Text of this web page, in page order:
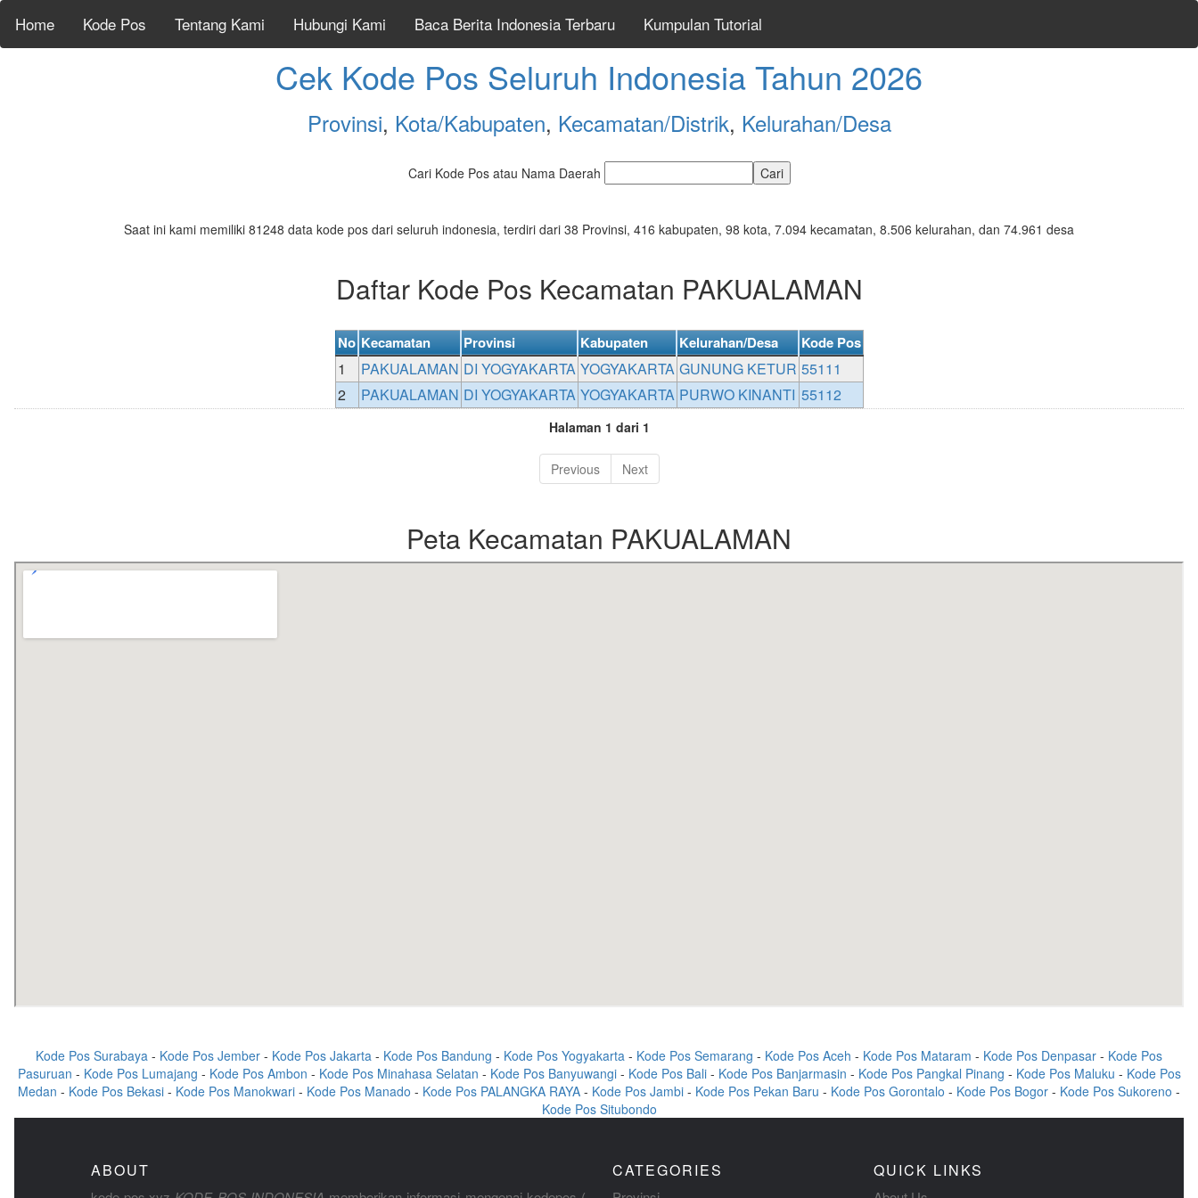
Home Kode Pos Tentang Kami Hubungi Kami Baca Berita Indonesia Terbaru Kumpulan Tutorial
Cek Kode Pos Seluruh Indonesia Tahun 2026
Provinsi, Kota/Kabupaten, Kecamatan/Distrik, Kelurahan/Desa
Cari Kode Pos atau Nama Daerah
Saat ini kami memiliki 81248 data kode pos dari seluruh indonesia, terdiri dari 38 Provinsi, 416 kabupaten, 98 kota, 7.094 kecamatan, 8.506 kelurahan, dan 74.961 desa
Daftar Kode Pos Kecamatan PAKUALAMAN
No Kecamatan Provinsi Kabupaten Kelurahan/Desa Kode Pos
1 PAKUALAMAN DI YOGYAKARTA YOGYAKARTA GUNUNG KETUR 55111
2
PAKUALAMAN DI YOGYAKARTA YOGYAKARTA PURWO KINANTI 55112
Halaman 1 dari 1
Previous Next
Peta Kecamatan PAKUALAMAN
Kode Pos Surabaya - Kode Pos Jember - Kode Pos Jakarta - Kode Pos Bandung - Kode Pos Yogyakarta - Kode Pos Semarang - Kode Pos Aceh - Kode Pos Mataram - Kode Pos Denpasar - Kode Pos
Pasuruan - Kode Pos Lumajang - Kode Pos Ambon - Kode Pos Minahasa Selatan - Kode Pos Banyuwangi- Kode Pos Bali- Kode Pos Banjarmasin - Kode Pos Pangkal Pinang - Kode Pos Maluku - Kode Pos
Medan - Kode Pos Bekasi - Kode Pos Manokwari - Kode Pos Manado - Kode Pos PALANGKA RAYA - Kode Pos Jambi - Kode Pos Pekan Baru - Kode Pos Gorontalo - Kode Pos Bogor - Kode Pos Sukoreno -
Kode Pos Situbondo
ABOUT CATEGORIES QUICK LINKS